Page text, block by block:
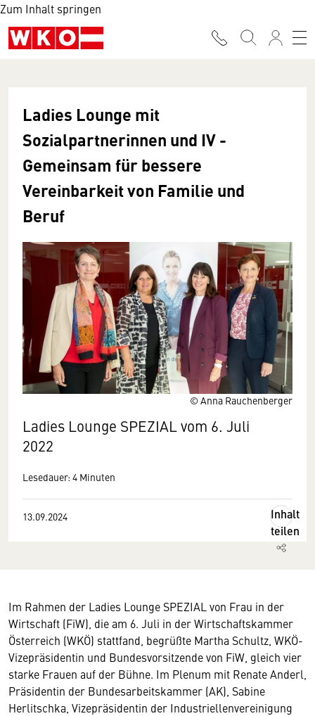
Zum Inhalt springen
© Anna Rauchenberger
Ladies Lounge mit
Sozialpartnerinnen und IV -
Gemeinsam für bessere
Vereinbarkeit von Familie und
Beruf
Ladies Lounge SPEZIAL vom 6. Juli
2022
Lesedauer: 4 Minuten
13.09.2024
Inhalt
teilen
Im Rahmen der Ladies Lounge SPEZIAL von Frau in der
Wirtschaft (FiW), die am 6. Juli in der Wirtschaftskammer
Österreich (WKÖ) stattfand, begrüßte Martha Schultz, WKÖ-
Vizepräsidentin und Bundesvorsitzende von FiW, gleich vier
starke Frauen auf der Bühne. Im Plenum mit Renate Anderl,
Präsidentin der Bundesarbeitskammer (AK), Sabine
Herlitschka, Vizepräsidentin der Industriellenvereinigung